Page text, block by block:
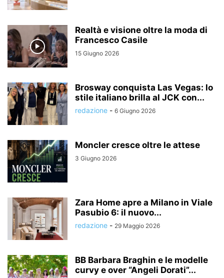
Realtà e visione oltre la moda di
Francesco Casile
15 Giugno 2026
Brosway conquista Las Vegas: lo
stile italiano brilla al JCK con...
redazione - 6 Giugno 2026
Moncler cresce oltre le attese
3 Giugno 2026
Zara Home apre a Milano in Viale
Pasubio 6: il nuovo...
redazione - 29 Maggio 2026
BB Barbara Braghin e le modelle
curvy e over “Angeli Dorati”...